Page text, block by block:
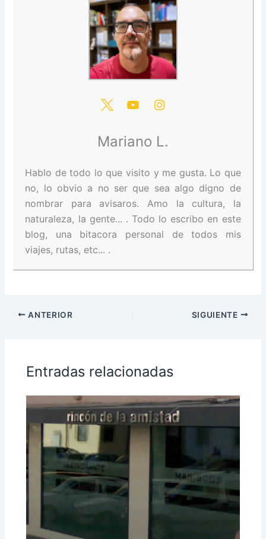
Mariano L.
Hablo de todo lo que visito y me gusta. Lo que
no, lo obvio a no ser que sea algo digno de
nombrar para avisaros. Amo la cultura, la
naturaleza, la gente... . Todo lo escribo en este
blog, una bitacora personal de todos mis
viajes, rutas, etc... .
ANTERIOR SIGUIENTE
Entradas relacionadas